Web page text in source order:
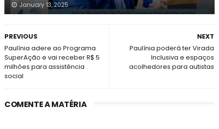
January 13, 2025
NEXT
Paulínia poderá ter Virada
Inclusiva e espaços
acolhedores para autistas
PREVIOUS
Paulínia adere ao Programa
SuperAção e vai receber R$ 5
milhões para assistência
social
COMENTE A MATÉRIA